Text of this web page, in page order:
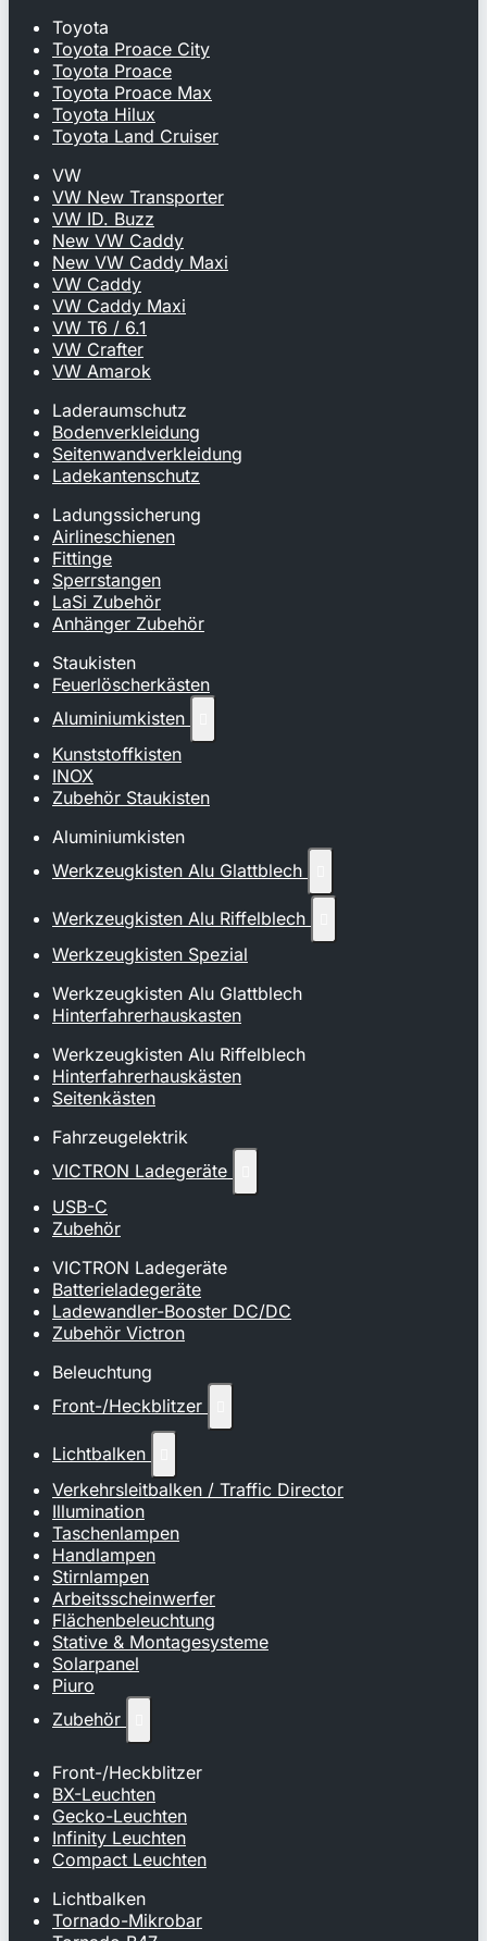
Toyota
Toyota Proace City
Toyota Proace
Toyota Proace Max
Toyota Hilux
Toyota Land Cruiser
VW
VW New Transporter
VW ID. Buzz
New VW Caddy
New VW Caddy Maxi
VW Caddy
VW Caddy Maxi
VW T6 / 6.1
VW Crafter
VW Amarok
Laderaumschutz
Bodenverkleidung
Seitenwandverkleidung
Ladekantenschutz
Ladungssicherung
Airlineschienen
Fittinge
Sperrstangen
LaSi Zubehör
Anhänger Zubehör
Staukisten
Feuerlöscherkästen
Aluminiumkisten
Kunststoffkisten
INOX
Zubehör Staukisten
Aluminiumkisten
Werkzeugkisten Alu Glattblech
Werkzeugkisten Alu Riffelblech
Werkzeugkisten Spezial
Werkzeugkisten Alu Glattblech
Hinterfahrerhauskasten
Werkzeugkisten Alu Riffelblech
Hinterfahrerhauskästen
Seitenkästen
Fahrzeugelektrik
VICTRON Ladegeräte
USB-C
Zubehör
VICTRON Ladegeräte
Batterieladegeräte
Ladewandler-Booster DC/DC
Zubehör Victron
Beleuchtung
Front-/Heckblitzer
Lichtbalken
Verkehrsleitbalken / Traffic Director
Illumination
Taschenlampen
Handlampen
Stirnlampen
Arbeitsscheinwerfer
Flächenbeleuchtung
Stative & Montagesysteme
Solarpanel
Piuro
Zubehör
Front-/Heckblitzer
BX-Leuchten
Gecko-Leuchten
Infinity Leuchten
Compact Leuchten
Lichtbalken
Tornado-Mikrobar